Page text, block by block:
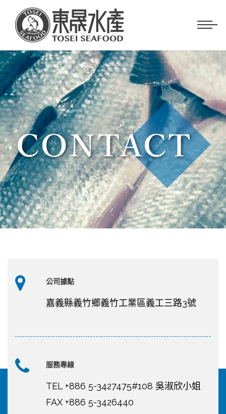
公司據點
嘉義縣義竹鄉義竹工業區義工三路3號
服務專線
TEL +886 5-3427475#108 吳淑欣小姐
FAX +886 5-3426440